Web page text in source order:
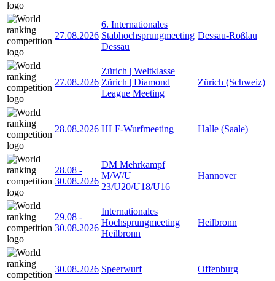
27.08.2026
6. Internationales
Stabhochsprungmeeting
Dessau
Dessau-Roßlau
27.08.2026
Zürich | Weltklasse
Zürich | Diamond
League Meeting
Zürich (Schweiz)
28.08.2026 HLF-Wurfmeeting Halle (Saale)
28.08 -
30.08.2026
DM Mehrkampf
M/W/U
23/U20/U18/U16
Hannover
29.08 -
30.08.2026
Internationales
Hochsprungmeeting
Heilbronn
Heilbronn
30.08.2026 Speerwurf Offenburg